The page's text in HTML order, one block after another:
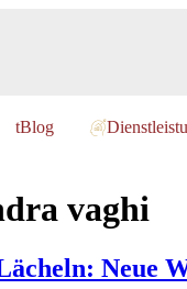
tBlog
vaghi
Neue